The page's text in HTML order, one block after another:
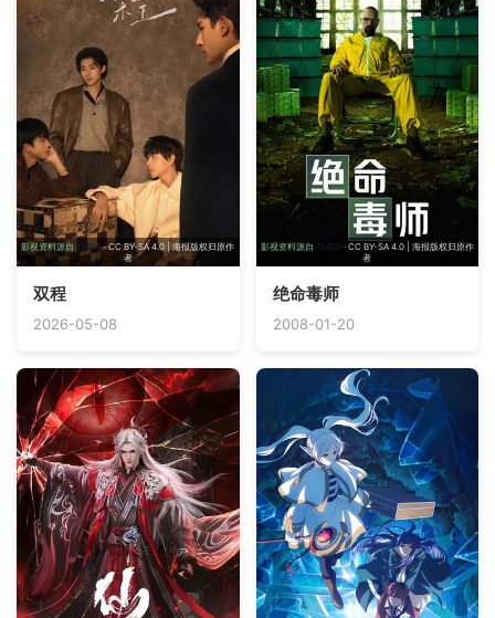
影视资料源自 TMDB· CC BY-SA 4.0 | 海报版权归原作
者
双程
2026-05-08
影视资料源自 TMDB· CC BY-SA 4.0 | 海报版权归原作
者
绝命毒师
2008-01-20